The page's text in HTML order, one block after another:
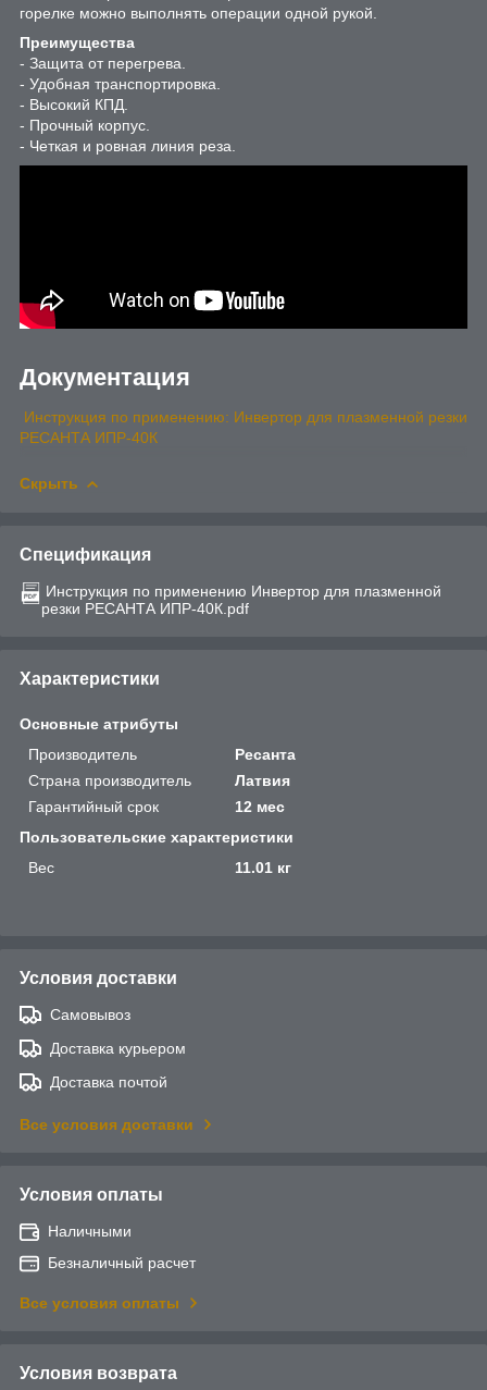
горелке можно выполнять операции одной рукой.
Преимущества
- Защита от перегрева.
- Удобная транспортировка.
- Высокий КПД.
- Прочный корпус.
- Четкая и ровная линия реза.
Документация
Инструкция по применению: Инвертор для плазменной резки
РЕСАНТА ИПР-40К
Скрыть
Спецификация
Инструкция по применению Инвертор для плазменной
резки РЕСАНТА ИПР-40К.pdf
Характеристики
Основные атрибуты
Производитель
Ресанта
Страна производитель
Латвия
Гарантийный срок
12 мес
Пользовательские характеристики
Вес
11.01 кг
Условия доставки
Самовывоз
Доставка курьером
Доставка почтой
Все условия доставки
Условия оплаты
Наличными
Безналичный расчет
Все условия оплаты
Условия возврата